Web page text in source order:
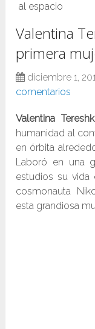
al espacio
Valentina
primera
diciembre 1,
comentarios
Valentina
humanidad al
en órbita
Laboró en una
estudios su vida
cosmonauta
esta grandiosa